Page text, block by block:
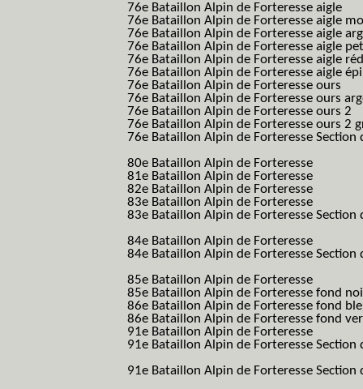
76e Bataillon Alpin de Forteresse aigle
76e Bataillon Alpin de Forteresse aigle
76e Bataillon Alpin de Forteresse aigle
76e Bataillon Alpin de Forteresse aigle
76e Bataillon Alpin de Forteresse aigle
76e Bataillon Alpin de Forteresse aigle
76e Bataillon Alpin de Forteresse ours
76e Bataillon Alpin de Forteresse ours
76e Bataillon Alpin de Forteresse ours 2
76e Bataillon Alpin de Forteresse ours 2
76e Bataillon Alpin de Forteresse
80e Bataillon Alpin de Forteresse
81e Bataillon Alpin de Forteresse
82e Bataillon Alpin de Forteresse
83e Bataillon Alpin de Forteresse
83e Bataillon Alpin de Forteresse
84e Bataillon Alpin de Forteresse
84e Bataillon Alpin de Forteresse
85e Bataillon Alpin de Forteresse
85e Bataillon Alpin de Forteresse fond
86e Bataillon Alpin de Forteresse fond
86e Bataillon Alpin de Forteresse fond
91e Bataillon Alpin de Forteresse
91e Bataillon Alpin de Forteresse
91e Bataillon Alpin de Forteresse